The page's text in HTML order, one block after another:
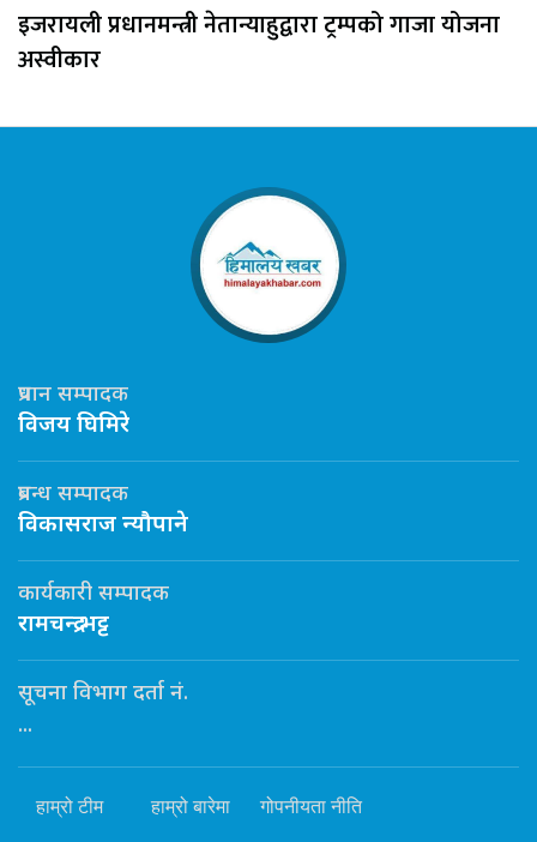
इजरायली प्रधानमन्त्री नेतान्याहुद्वारा ट्रम्पको गाजा योजना
अस्वीकार
प्रधान सम्पादक
विजय घिमिरे
प्रबन्ध सम्पादक
विकासराज न्यौपाने
कार्यकारी सम्पादक
रामचन्द्र भट्ट
सूचना विभाग दर्ता नं.
...
हाम्रो टीम हाम्रो बारेमा गोपनीयता नीति